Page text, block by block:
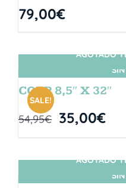
79,00€
SALE!
AGOTADO
CORP 8,5″ X 32″
54,95€ 35,00€
AGOTADO